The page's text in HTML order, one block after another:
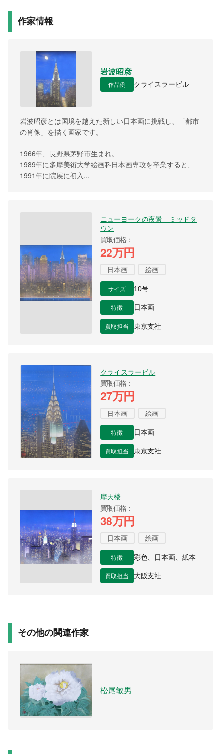
作家情報
岩波昭彦
作品例 クライスラービル
岩波昭彦とは国境を越えた新しい日本画に挑戦し、「都市
の肖像」を描く画家です。
1966年、長野県茅野市生まれ。
1989年に多摩美術大学絵画科日本画専攻を卒業すると、
1991年に院展に初入...
ニューヨークの夜景 ミッドタ
ウン
買取価格
22万円
日本画 絵画
サイズ 10号
特徴 日本画
買取担当 東京支社
クライスラービル
買取価格
27万円
日本画 絵画
特徴 日本画
買取担当 東京支社
摩天楼
買取価格
38万円
日本画 絵画
特徴 彩色、日本画、紙本
買取担当 大阪支社
その他の関連作家
松尾敏男